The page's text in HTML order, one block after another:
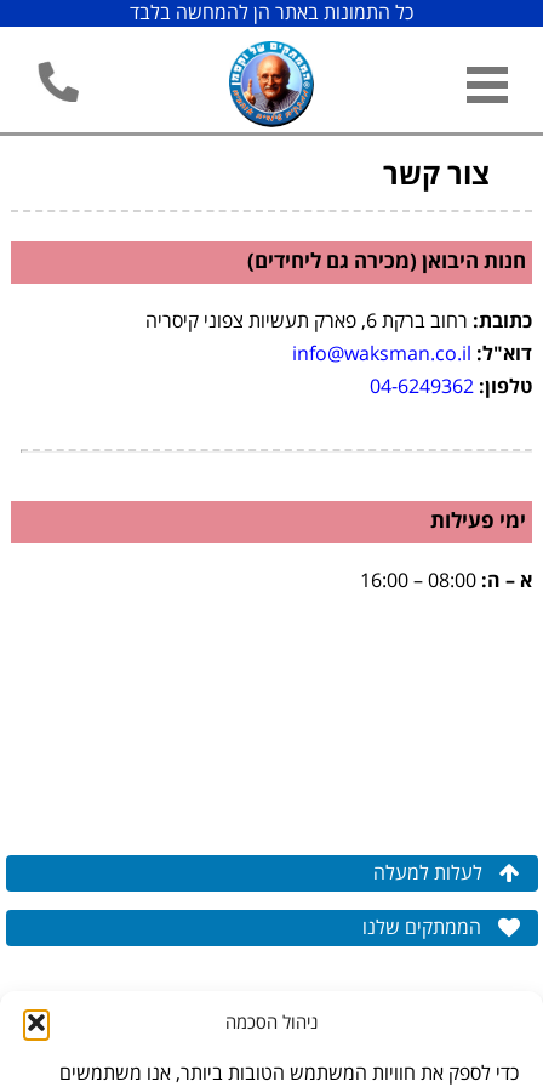
ניהול הסכמה
כדי לספק את חוויות המשתמש הטובות ביותר, אנו משתמשים
כל התמונות באתר הן להמחשה בלבד
צור קשר
חנות היבואן (מכירה גם ליחידים)
כתובת: רחוב ברקת 6, פארק תעשיות צפוני קיסריה
דוא"ל: info@waksman.co.il
טלפון: 04-6249362
ימי פעילות
א – ה:
לעלות למעלה
הממתקים שלנו